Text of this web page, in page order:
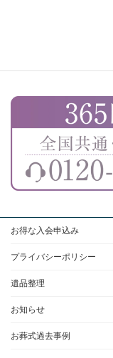
お得な入会申込み
プライバシーポリシー
遺品整理
お知らせ
お葬式過去事例